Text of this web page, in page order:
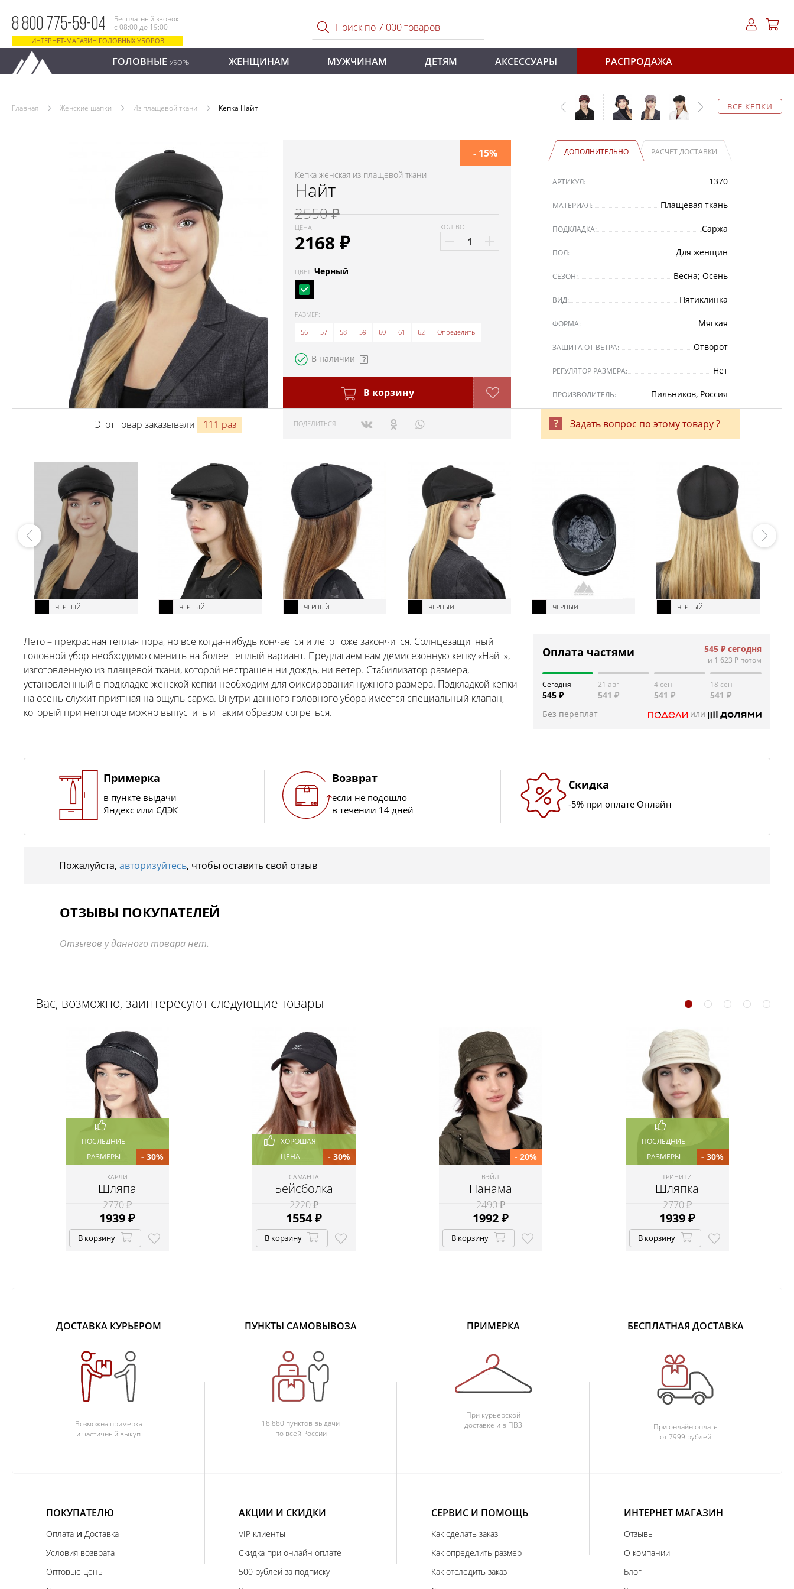
8 800 775-59-04
Бесплатный звонок
с 08:00 до 19:00
ИНТЕРНЕТ-МАГАЗИН ГОЛОВНЫХ УБОРОВ
ГОЛОВНЫЕ УБОРЫ ЖЕНЩИНАМ МУЖЧИНАМ ДЕТЯМ АКСЕССУАРЫ РАСПРОДАЖА
ВСЕ КЕПКИ
Главная Женские шапки Из плащевой ткани Кепка Найт
Кепка женская из плащевой ткани
Найт
2550 ₽
ЦЕНА
2168 ₽
- 15%
КОЛ-ВО
ЦВЕТ: Черный
РАЗМЕР:
56
57 58 59 60 61 62 Определить
В наличии
В корзину
ПОДЕЛИТЬСЯ
ДОПОЛНИТЕЛЬНО РАСЧЕТ ДОСТАВКИ
АРТИКУЛ: 1370
МАТЕРИАЛ: Плащевая ткань
ПОДКЛАДКА: Саржа
ПОЛ: Для женщин
СЕЗОН: Весна; Осень
ВИД: Пятиклинка
ФОРМА: Мягкая
ЗАЩИТА ОТ ВЕТРА: Отворот
РЕГУЛЯТОР РАЗМЕРА: Нет
ПРОИЗВОДИТЕЛЬ: Пильников, Россия
Этот товар заказывали 111 раз Задать вопрос по этому товару ?
ЧЕРНЫЙ ЧЕРНЫЙ ЧЕРНЫЙ ЧЕРНЫЙ ЧЕРНЫЙ ЧЕРНЫЙ
Лето – прекрасная теплая пора, но все когда-нибудь кончается и лето тоже закончится. Солнцезащитный
головной убор необходимо сменить на более теплый вариант. Предлагаем вам демисезонную кепку «Найт»,
изготовленную из плащевой ткани, которой нестрашен ни дождь, ни ветер. Стабилизатор размера,
установленный в подкладке женской кепки необходим для фиксирования нужного размера. Подкладкой кепки
на осень служит приятная на ощупь саржа. Внутри данного головного убора имеется специальный клапан,
который при непогоде можно выпустить и таким образом согреться.
Оплата частями 545 ₽сегодня
и 1 623 ₽потом
Сегодня
545 ₽
21 авг
541 ₽
4 сен
541 ₽
18 сен
541 ₽
Без переплат
или
Примерка
в пункте выдачи
Яндекс или СДЭК
Возврат
если не подошло
в течении 14 дней
Скидка
-5% при оплате Онлайн
Пожалуйста, авторизуйтесь, чтобы оставить свой отзыв
ОТЗЫВЫ ПОКУПАТЕЛЕЙ
Отзывов у данного товара нет.
Вас, возможно, заинтересуют следующие товары
ПОСЛЕДНИЕ
РАЗМЕРЫ
КАРЛИ
Шляпа
2770 ₽
1939₽
- 30%
В корзину
ХОРОШАЯ
ЦЕНА
САМАНТА
Бейсболка
2220 ₽
1554₽
- 30%
В корзину
ВЭЙЛ
Панама
2490 ₽
1992₽
- 20%
В корзину
ПОСЛЕДНИЕ
РАЗМЕРЫ
ТРИНИТИ
Шляпка
2770 ₽
1939₽
- 30%
В корзину
ДОСТАВКА КУРЬЕРОМ
Возможна примерка
и частичный выкуп
ПУНКТЫ САМОВЫВОЗА
18 880 пунктов выдачи
по всей России
ПРИМЕРКА
При курьерской
доставке и в ПВЗ
БЕСПЛАТНАЯ ДОСТАВКА
При онлайн оплате
от 7999 рублей
ПОКУПАТЕЛЮ
Оплата и Доставка
Условия возврата
Оптовые цены
АКЦИИ И СКИДКИ
VIP клиенты
Скидка при онлайн оплате
500 рублей за подписку
СЕРВИС И ПОМОЩЬ
Как сделать заказ
Как определить размер
Как отследить заказ
ИНТЕРНЕТ МАГАЗИН
Отзывы
О компании
Блог